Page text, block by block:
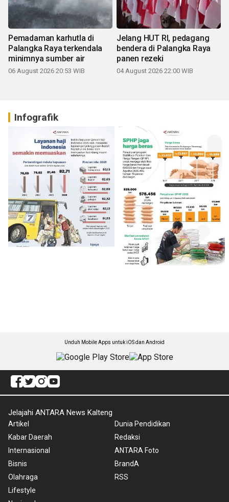
Pemadaman karhutla di
Palangka Raya terkendala
minimnya sumber air
06 August 2026 20:53 WIB
Jelang HUT RI, pedagang
bendera di Palangka Raya
panen rezeki
04 August 2026 22:00 WIB
Infografik
Unduh Mobile Apps untuk iOS dan Android
Jelajahi ANTARA News Kalteng
Artikel
Kabar Daerah
Internasional
Bisnis
Olahraga
Lifestyle
Dunia Pendidikan
Redaksi
ANTARA Foto
BrandA
RSS